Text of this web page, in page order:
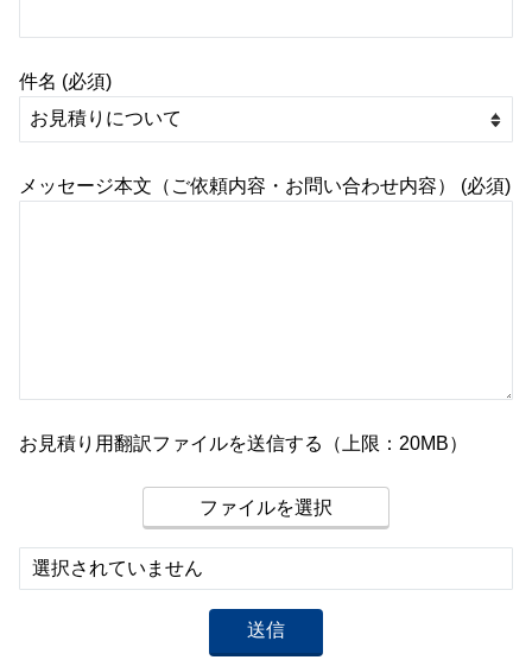
件名 (必須)
メッセージ本文（ご依頼内容・お問い合わせ内容） (必須)
お見積り用翻訳ファイルを送信する（上限：20MB）
ファイルを選択
選択されていません